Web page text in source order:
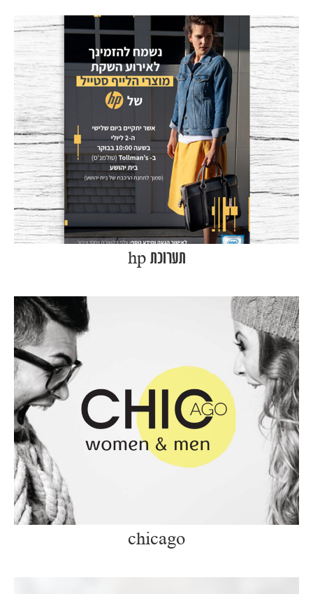
תערוכת hp
chicago